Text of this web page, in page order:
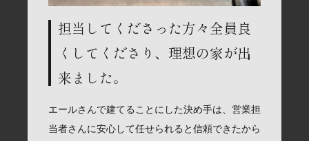
担当してくださった方々全員良
くしてくださり、理想の家が出
来ました。
エールさんで建てることにした決め手は、営業担
当者さんに安心して任せられると信頼できたから